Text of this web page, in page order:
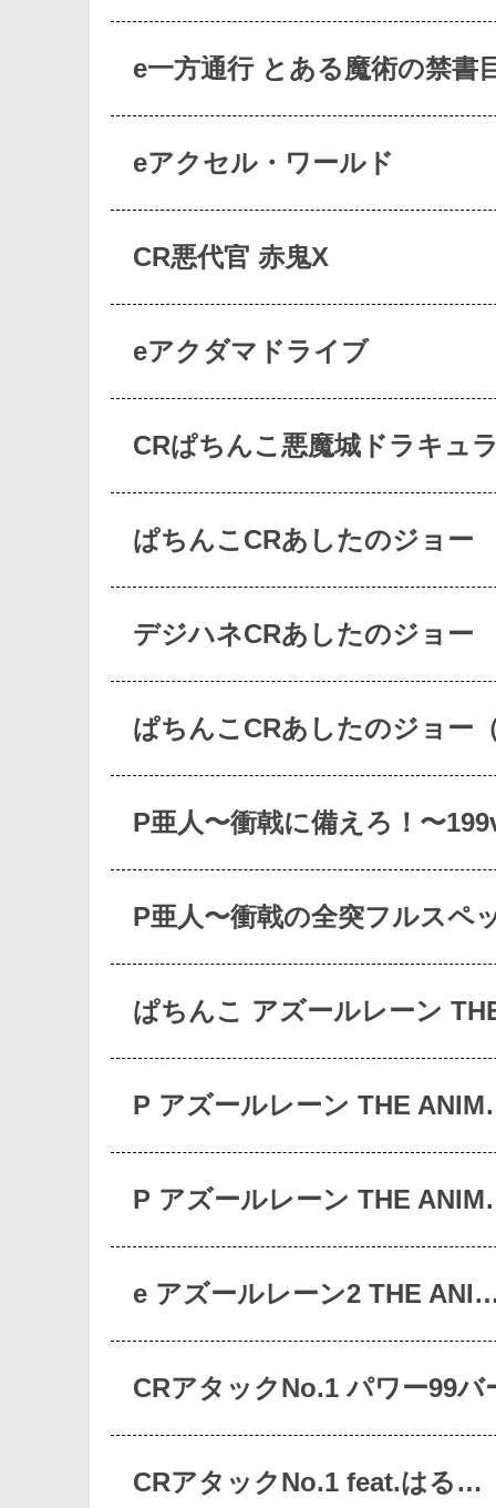
e一方通行 とある魔術の禁書
eアクセル・ワールド
CR悪代官 赤鬼X
eアクダマドライブ
CRぱちんこ悪魔城ドラキュ
ぱちんこCRあしたのジョー
デジハネCRあしたのジョー
ぱちんこCRあしたのジョー
P亜人〜衝戟に備えろ！〜
P亜人〜衝戟の全突フルスペ
ぱちんこ アズールレーン
P アズールレーン THE
P アズールレーン THE
e アズールレーン2 THE
CRアタックNo.1 パワー99
CRアタックNo.1 feat.はる…